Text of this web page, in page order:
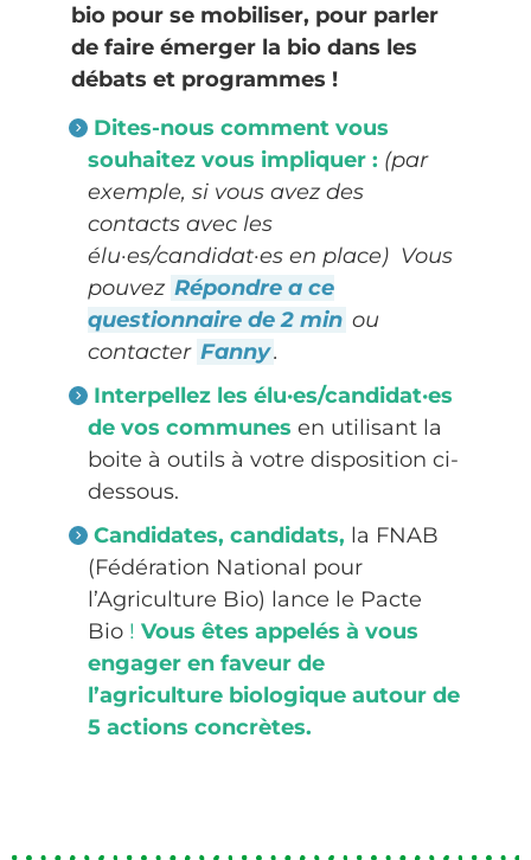
bio pour se mobiliser, pour parler
de faire émerger la bio dans les
débats et programmes !
Dites-nous comment vous
souhaitez vous impliquer : (par
exemple, si vous avez des
contacts avec les
élu·es/candidat·es en place) Vous
pouvez Répondre a ce
questionnaire de 2 min ou
contacter Fanny.
Interpellez les élu·es/candidat·es
de vos communes en utilisant la
boite à outils à votre disposition ci-
dessous.
Candidates, candidats, la FNAB
(Fédération National pour
l’Agriculture Bio) lance le Pacte
Bio ! Vous êtes appelés à vous
engager en faveur de
l’agriculture biologique autour de
5 actions concrètes.